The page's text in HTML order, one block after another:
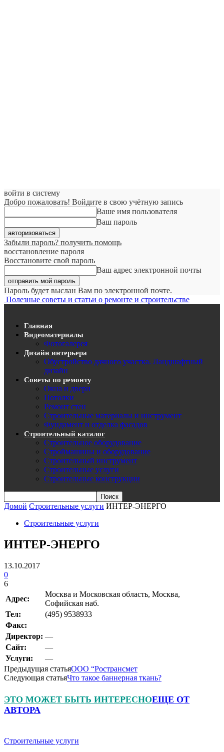
войти в систему
Добро пожаловать! Войдите в свою учётную запись
Ваше имя пользователя
Ваш пароль
Забыли пароль? получить помощь
восстановление пароля
Восстановите свой пароль
Ваш адрес электронной почты
Пароль будет выслан Вам по электронной почте.
Полезные советы и статьи о ремонте и строительстве
Главная
Видеоматериалы
Фотогалерея
Дизайн интерьера
Обустройство дачного участка. Ландшафтный
дизайн
Советы по ремонту
Окна и двери
Потолки
Ремонт стен
Строительные материалы и инструмент
Фундамент и отделка фасадов
Строительный каталог
Строительное оборудование
Строймашины и оборудование
Строительный инструмент
Строительные услуги
Строительные конструкции
Домой Строительные услуги ИНТЕР-ЭНЕРГО
Строительные услуги
ИНТЕР-ЭНЕРГО
13.10.2017
0
6
Адрес:
Москва и Московская область, Москва,
Софийская наб.
Teл:
(495) 9538933
Факс:
Директор: —
Сайт:
—
Услуги:
—
Предыдущая статьяООО “Ространсмет
Следующая статьяЧто такое баннерная ткань?
ЭТО МОЖЕТ БЫТЬ ИНТЕРЕСНОЕЩЕ ОТ
АВТОРА
Строительные услуги